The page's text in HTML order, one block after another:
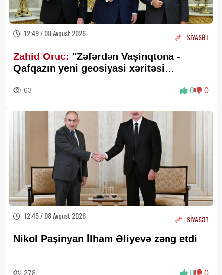
12:49 / 08 Avqust 2026 SİYASƏT
Zahid Oruc: "Zəfərdən Vaşinqtona -
Qafqazın yeni geosiyasi xəritəsi
63 0 0
12:45 / 08 Avqust 2026 SİYASƏT
Nikol Paşinyan İlham Əliyevə zəng etdi
278 0 0